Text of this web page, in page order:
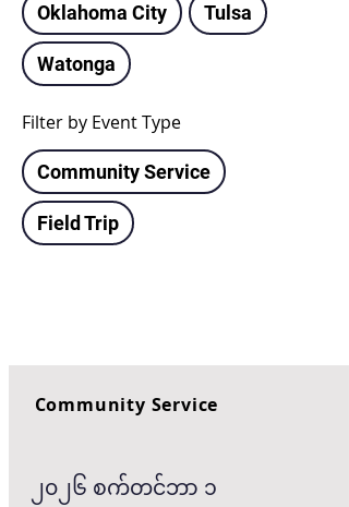
Oklahoma City Tulsa
Watonga
Filter by Event Type
Community Service
Field Trip
Community Service
၂၀၂၆ စက်တင်ဘာ ၁